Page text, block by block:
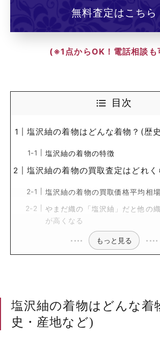
無料査定はこちら
(※1点からOK！電話相談も
目次
塩沢紬の着物はどんな着物？(歴
塩沢紬の着物の特徴
塩沢紬の着物の買取査定はどれく
塩沢紬の着物の買取価格平均相
やまだ織の「塩沢紬」だと他の
が高くなる
もっと見る
塩沢紬の着物はどんな着
史・産地など)